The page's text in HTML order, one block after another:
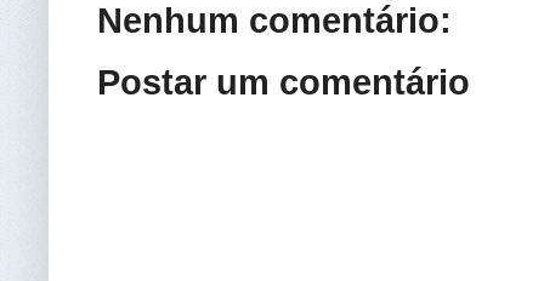
Nenhum comentário:
Postar um comentário